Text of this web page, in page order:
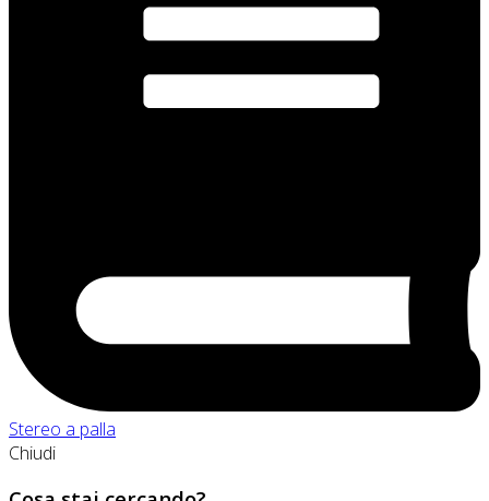
Stereo a palla
Chiudi